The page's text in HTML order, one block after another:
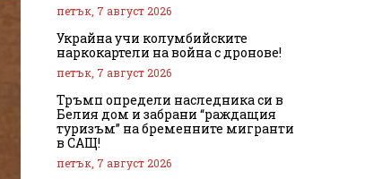
петък, 7 август 2026
Украйна учи колумбийските
наркокартели на война с дронове!
петък, 7 август 2026
Тръмп определи наследника си в
Белия дом и забрани “раждащия
туризъм” на бременните мигранти
в САЩ!
петък, 7 август 2026